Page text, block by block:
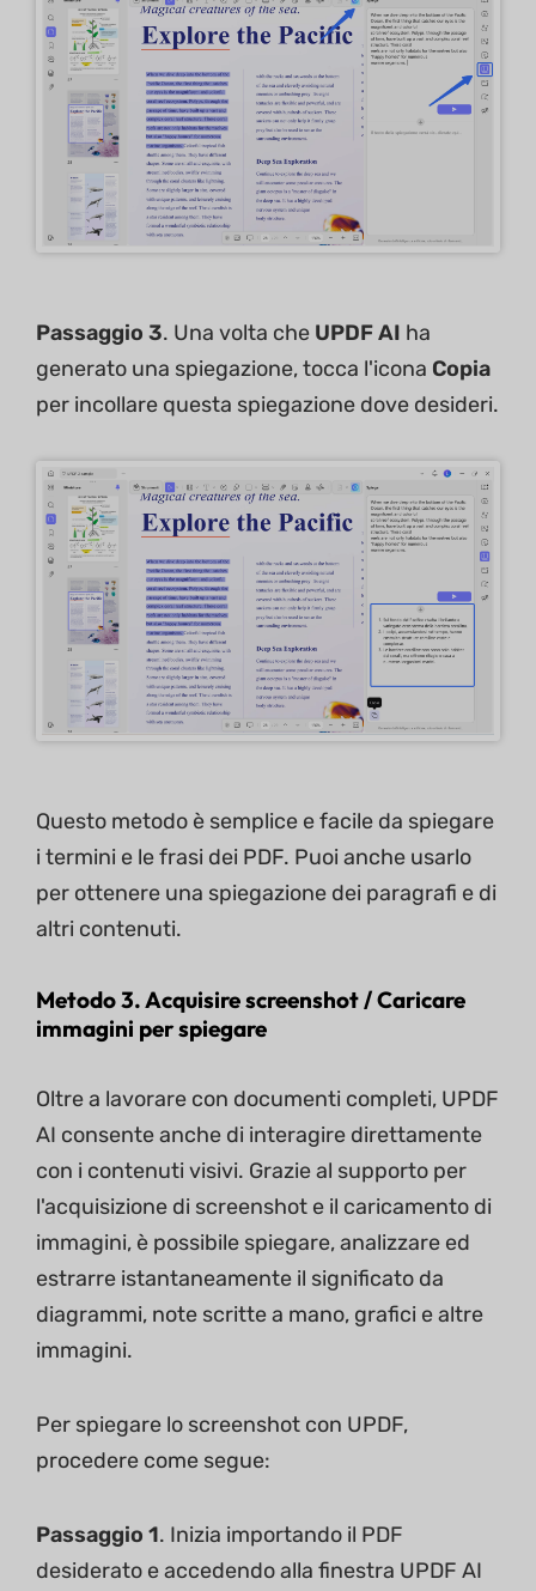
Passaggio 3. Una volta che UPDF AI ha
generato una spiegazione, tocca l'icona Copia
per incollare questa spiegazione dove desideri.
Questo metodo è semplice e facile da spiegare
i termini e le frasi dei PDF. Puoi anche usarlo
per ottenere una spiegazione dei paragrafi e di
altri contenuti.
Metodo 3. Acquisire screenshot / Caricare
immagini per spiegare
Oltre a lavorare con documenti completi, UPDF
AI consente anche di interagire direttamente
con i contenuti visivi. Grazie al supporto per
l'acquisizione di screenshot e il caricamento di
immagini, è possibile spiegare, analizzare ed
estrarre istantaneamente il significato da
diagrammi, note scritte a mano, grafici e altre
immagini.
Per spiegare lo screenshot con UPDF,
procedere come segue:
Passaggio 1. Inizia importando il PDF
desiderato e accedendo alla finestra UPDF AI